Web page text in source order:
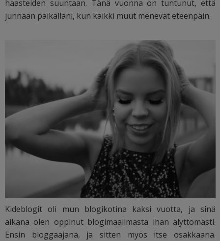
haasteiden suuntaan. Tänä vuonna on tuntunut, että
junnaan paikallani, kun kaikki muut menevät eteenpäin.
Kideblogit oli mun blogikotina kaksi vuotta, ja sinä
aikana olen oppinut blogimaailmasta ihan älyttömästi.
Ensin bloggaajana, ja sitten myös itse osakkaana.